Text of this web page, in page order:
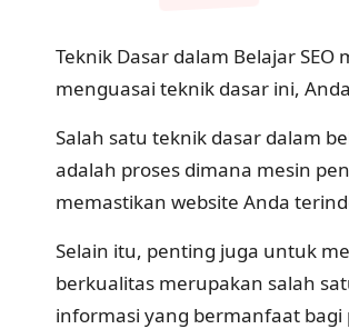
Teknik Dasar dalam Belajar
menguasai teknik dasar ini,
Salah satu teknik dasar dalam
adalah proses dimana mesin
memastikan website Anda
Selain itu, penting juga untuk
berkualitas merupakan salah
informasi yang bermanfaat